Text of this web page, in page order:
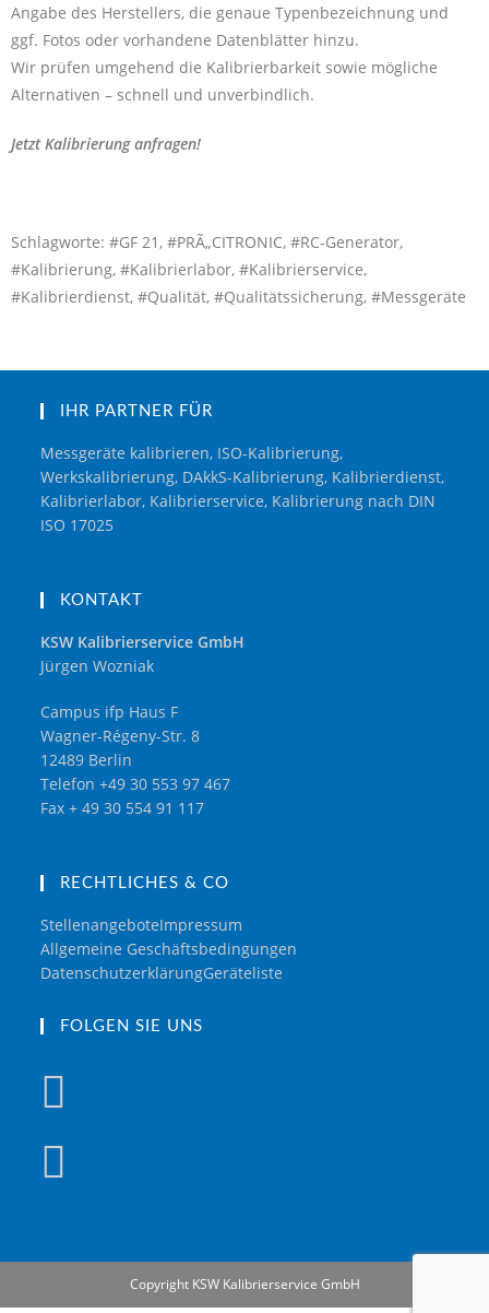
Angabe des Herstellers, die genaue Typenbezeichnung und
ggf. Fotos oder vorhandene Datenblätter hinzu.
Wir prüfen umgehend die Kalibrierbarkeit sowie mögliche
Alternativen – schnell und unverbindlich.
Jetzt Kalibrierung anfragen!
Schlagworte: #GF 21, #PRÃ„CITRONIC, #RC-Generator,
#Kalibrierung, #Kalibrierlabor, #Kalibrierservice,
#Kalibrierdienst, #Qualität, #Qualitätssicherung, #Messgeräte
IHR PARTNER FÜR
Messgeräte kalibrieren, ISO-Kalibrierung,
Werkskalibrierung, DAkkS-Kalibrierung, Kalibrierdienst,
Kalibrierlabor, Kalibrierservice, Kalibrierung nach DIN
ISO 17025
KONTAKT
KSW Kalibrierservice GmbH
Jürgen Wozniak
Campus ifp Haus F
Wagner-Régeny-Str. 8
12489 Berlin
Telefon +49 30 553 97 467
Fax + 49 30 554 91 117
RECHTLICHES & CO
StellenangeboteImpressum
Allgemeine Geschäftsbedingungen
DatenschutzerklärungGeräteliste
FOLGEN SIE UNS
Copyright KSW Kalibrierservice GmbH